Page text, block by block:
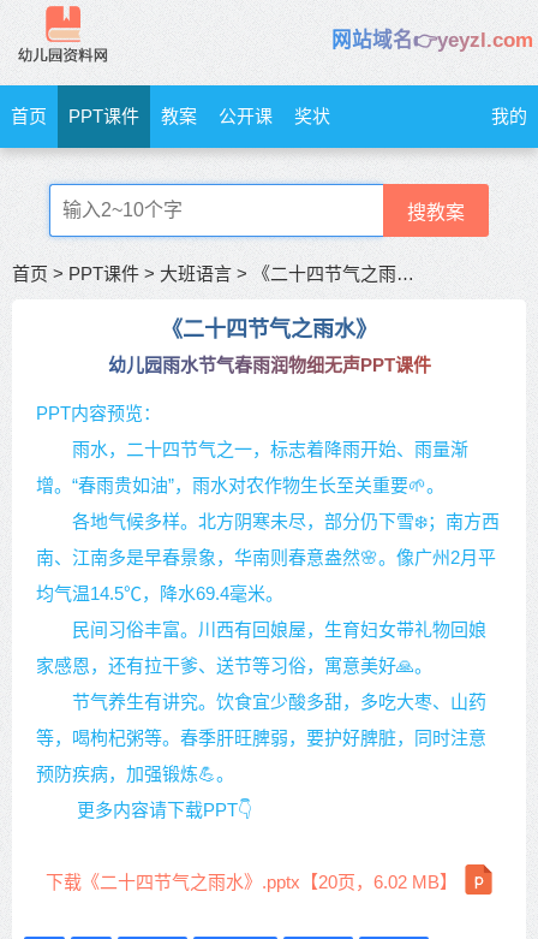
网站域名👉yeyzl.com
首页 PPT课件 教案 公开课 奖状 我的
搜教案
首页 > PPT课件 > 大班语言 > 《二十四节气之雨水》雨水节气春雨润物细无声
《二十四节气之雨水》
幼儿园雨水节气春雨润物细无声PPT课件
PPT内容预览：
雨水，二十四节气之一，标志着降雨开始、雨量渐
增。“春雨贵如油”，雨水对农作物生长至关重要🌱。
各地气候多样。北方阴寒未尽，部分仍下雪❄️；南方西
南、江南多是早春景象，华南则春意盎然🌸。像广州2月平
均气温14.5℃，降水69.4毫米。
民间习俗丰富。川西有回娘屋，生育妇女带礼物回娘
家感恩，还有拉干爹、送节等习俗，寓意美好🙏。
节气养生有讲究。饮食宜少酸多甜，多吃大枣、山药
等，喝枸杞粥等。春季肝旺脾弱，要护好脾脏，同时注意
预防疾病，加强锻炼💪。
更多内容请下载PPT👇
下载《二十四节气之雨水》.pptx【20页，6.02 MB】